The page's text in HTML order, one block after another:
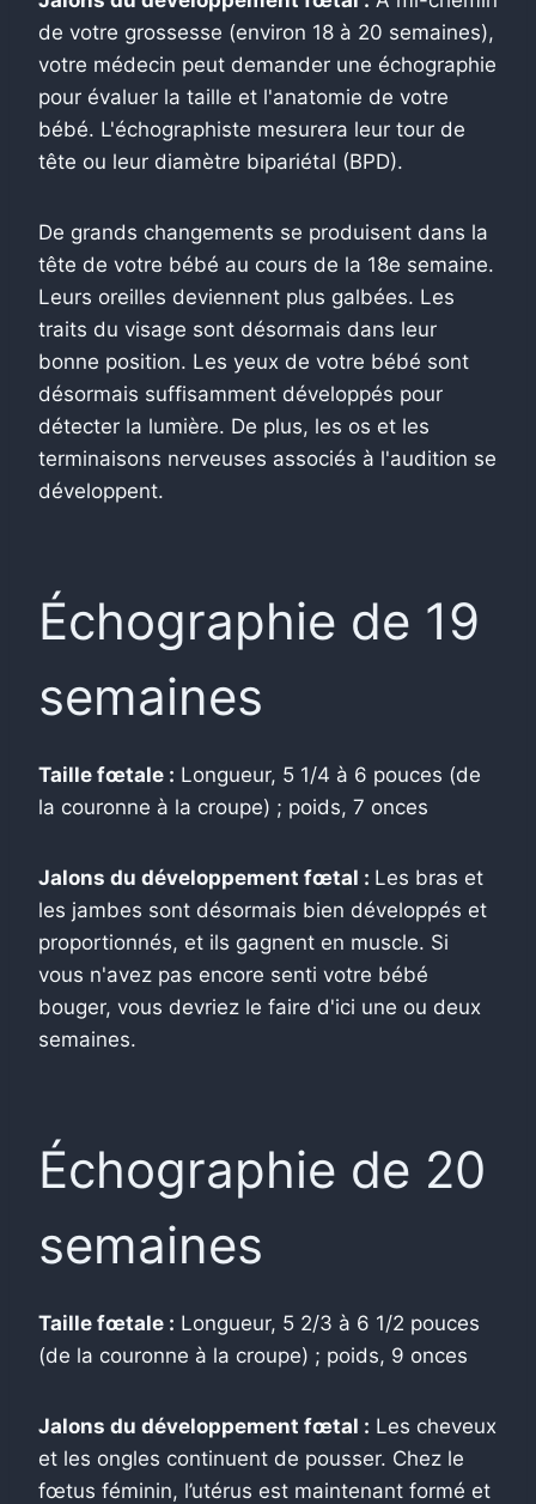
de votre grossesse (environ 18 à 20 semaines),
votre médecin peut demander une échographie
pour évaluer la taille et l'anatomie de votre
bébé. L'échographiste mesurera leur tour de
tête ou leur diamètre bipariétal (BPD).
De grands changements se produisent dans la
tête de votre bébé au cours de la 18e semaine.
Leurs oreilles deviennent plus galbées. Les
traits du visage sont désormais dans leur
bonne position. Les yeux de votre bébé sont
désormais suffisamment développés pour
détecter la lumière. De plus, les os et les
terminaisons nerveuses associés à l'audition se
développent.
Échographie de 19
semaines
Taille fœtale : Longueur, 5 1/4 à 6 pouces (de
la couronne à la croupe) ; poids, 7 onces
Jalons du développement fœtal : Les bras et
les jambes sont désormais bien développés et
proportionnés, et ils gagnent en muscle. Si
vous n'avez pas encore senti votre bébé
bouger, vous devriez le faire d'ici une ou deux
semaines.
Échographie de 20
semaines
Taille fœtale : Longueur, 5 2/3 à 6 1/2 pouces
(de la couronne à la croupe) ; poids, 9 onces
Jalons du développement fœtal : Les cheveux
et les ongles continuent de pousser. Chez le
fœtus féminin, l’utérus est maintenant formé et